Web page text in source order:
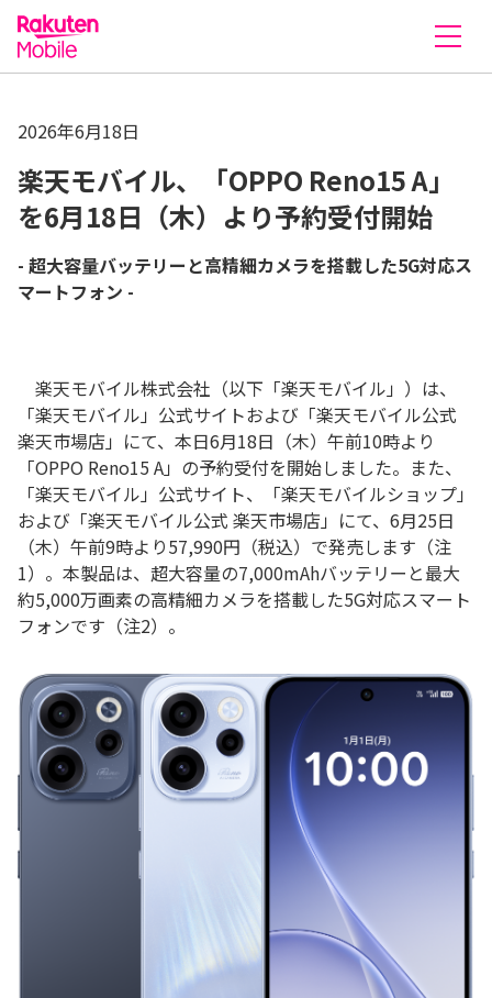
2026年6月18日
楽天モバイル、「OPPO Reno15 A」
を6月18日（木）より予約受付開始
- 超大容量バッテリーと高精細カメラを搭載した5G対応ス
マートフォン -
楽天モバイル株式会社（以下「楽天モバイル」）は、
「楽天モバイル」公式サイトおよび「楽天モバイル公式
楽天市場店」にて、本日6月18日（木）午前10時より
「OPPO Reno15 A」の予約受付を開始しました。また、
「楽天モバイル」公式サイト、「楽天モバイルショップ」
および「楽天モバイル公式 楽天市場店」にて、6月25日
（木）午前9時より57,990円（税込）で発売します（注
1）。本製品は、超大容量の7,000mAhバッテリーと最大
約5,000万画素の高精細カメラを搭載した5G対応スマート
フォンです（注2）。